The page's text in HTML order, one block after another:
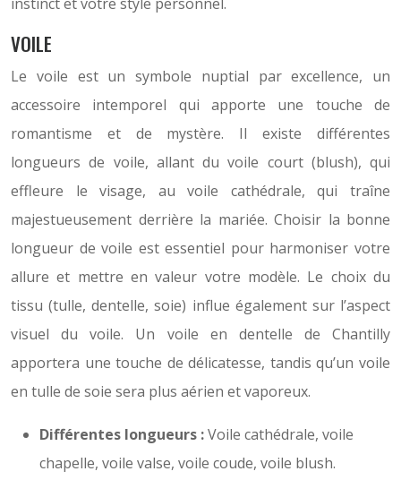
VOILE
Le voile est un symbole nuptial par excellence, un
accessoire intemporel qui apporte une touche de
romantisme et de mystère. Il existe différentes
longueurs de voile, allant du voile court (blush), qui
effleure le visage, au voile cathédrale, qui traîne
majestueusement derrière la mariée. Choisir la bonne
longueur de voile est essentiel pour harmoniser votre
allure et mettre en valeur votre modèle. Le choix du
tissu (tulle, dentelle, soie) influe également sur l’aspect
visuel du voile. Un voile en dentelle de Chantilly
apportera une touche de délicatesse, tandis qu’un voile
en tulle de soie sera plus aérien et vaporeux.
Différentes longueurs :Voile cathédrale, voile
chapelle, voile valse, voile coude, voile blush.